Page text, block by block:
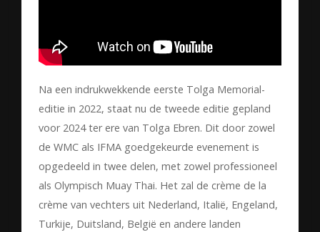
Na een indrukwekkende eerste Tolga Memorial-
editie in 2022, staat nu de tweede editie gepland
voor 2024 ter ere van Tolga Ebren. Dit door zowel
de WMC als IFMA goedgekeurde evenement is
opgedeeld in twee delen, met zowel professioneel
als Olympisch Muay Thai. Het zal de crème de la
crème van vechters uit Nederland, Italië, Engeland,
Turkije, Duitsland, België en andere landen